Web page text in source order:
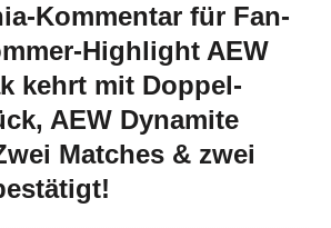
Kommentar für Fan-
Highlight AEW
kehrt mit Doppel-
AEW Dynamite
Matches & zwei